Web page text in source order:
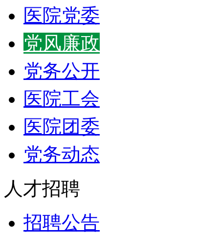
医院党委
党风廉政
党务公开
医院工会
医院团委
党务动态
人才招聘
招聘公告